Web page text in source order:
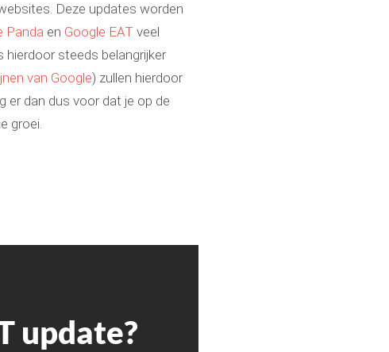
Deze updates worden
Panda en Google EAT veel
steeds belangrijker
van Google) zullen hierdoor
er dan dus voor dat je op de
groei.
update?